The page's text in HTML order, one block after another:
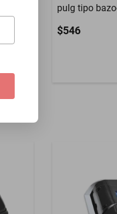
pulg tipo
$546